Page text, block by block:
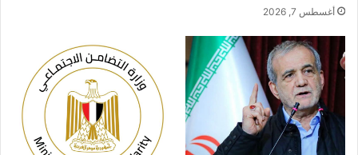
أغسطس 7, 2026